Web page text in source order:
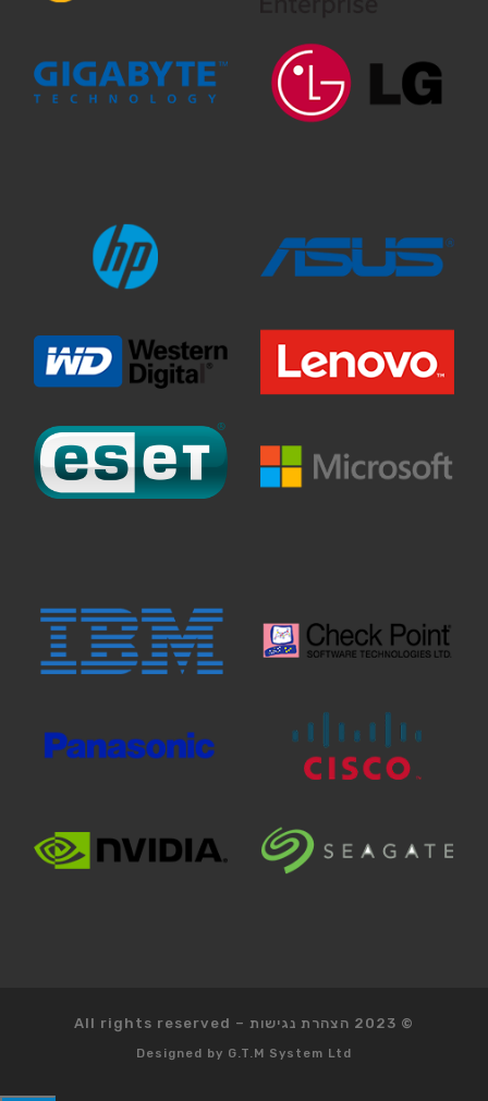
© 2023 הצהרת נגישות –
All rights reserved
Designed by G.T.M System Ltd